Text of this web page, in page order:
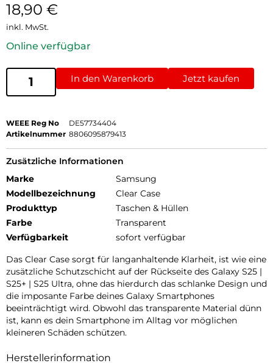
18,90 €
inkl. MwSt.
Online verfügbar
In den Warenkorb Jetzt kaufen
WEEE Reg No
DE57734404
Artikelnummer 8806095879413
Zusätzliche Informationen
Marke
Samsung
Modellbezeichnung
Clear Case
Produkttyp
Taschen & Hüllen
Farbe
Transparent
Verfügbarkeit
sofort verfügbar
Das Clear Case sorgt für langanhaltende Klarheit, ist wie eine
zusätzliche Schutzschicht auf der Rückseite des Galaxy S25 |
S25+ | S25 Ultra, ohne das hierdurch das schlanke Design und
die imposante Farbe deines Galaxy Smartphones
beeinträchtigt wird. Obwohl das transparente Material dünn
ist, kann es dein Smartphone im Alltag vor möglichen
kleineren Schäden schützen.
Herstellerinformation